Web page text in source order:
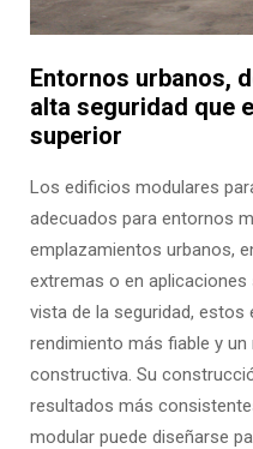
Entornos urbanos,
alta seguridad que
superior
Los edificios modulares
adecuados para entornos
emplazamientos urbanos,
extremas o en
vista de la seguridad,
rendimiento más fiable y un
constructiva. Su
resultados más
modular puede diseñarse